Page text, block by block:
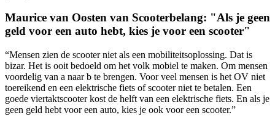
Maurice van Oosten van Scooterbelang: "Als je geen
geld voor een auto hebt, kies je voor een scooter"
“Mensen zien de scooter niet als een mobiliteitsoplossing. Dat is
bizar. Het is ooit bedoeld om het volk mobiel te maken. Om mensen
voordelig van a naar b te brengen. Voor veel mensen is het OV niet
toereikend en een elektrische fiets of scooter niet te betalen. Een
goede viertaktscooter kost de helft van een elektrische fiets. En als je
geen geld hebt voor een auto, kies je ook voor een scooter.”